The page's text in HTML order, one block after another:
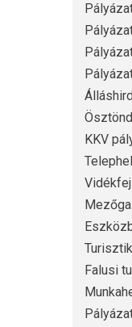
KKV
Falusi